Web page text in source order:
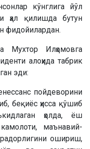
кўнглига йўл
ҳал қилишда бутун
фидойилардан.
Мухтор Илҳомовга
алоҳида табрик
эди:
пойдеворини
беқиёс ҳисса қўшиб
ҳолда, ёш
маънавий-
ошириш,